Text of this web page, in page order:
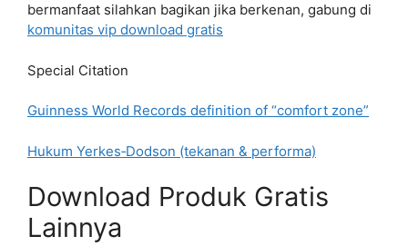
bermanfaat silahkan bagikan jika berkenan, gabung di
komunitas vip download gratis
Special Citation
Guinness World Records definition of “comfort zone”
Hukum Yerkes‑Dodson (tekanan & performa)
Download Produk Gratis
Lainnya